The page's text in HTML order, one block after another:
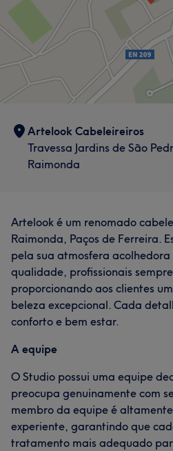
Artelook Cabeleireiros
Travessa Jardins de São
Raimonda
Artelook é um renomado
Raimonda, Paços de Ferreira.
pela sua atmosfera
qualidade, profissionais
proporcionando aos clientes
beleza excepcional. Cada
conforto e bem estar.
A equipe
O Studio possui uma equipe
preocupa genuinamente com
membro da equipe é
experiente, garantindo que
tratamento mais adequado